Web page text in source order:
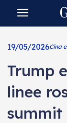
19/05/2026Cina
Trump
linee
summit